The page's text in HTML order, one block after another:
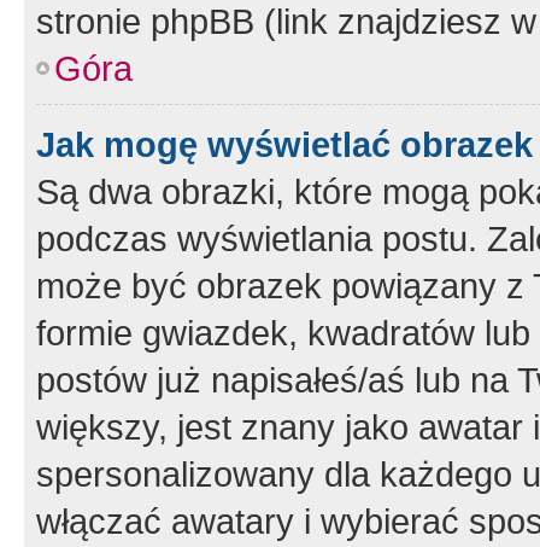
stronie phpBB (link znajdziesz
Góra
Jak mogę wyświetlać
Są dwa obrazki, które mogą
podczas wyświetlania postu.
może być obrazek powiązany z
formie gwiazdek, kwadratów
postów już napisałeś/aś lub na
większy, jest znany jako
spersonalizowany dla każdego
włączać awatary i wybierać